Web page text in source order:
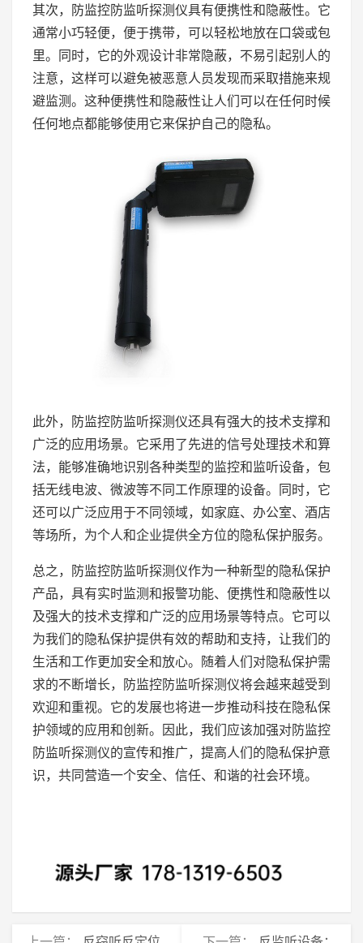
其次，防监控防监听探测仪具有便携性和隐蔽性。它
通常小巧轻便，便于携带，可以轻松地放在口袋或包
里。同时，它的外观设计非常隐蔽，不易引起别人的
注意，这样可以避免被恶意人员发现而采取措施来规
避监测。这种便携性和隐蔽性让人们可以在任何时候
任何地点都能够使用它来保护自己的隐私。
此外，防监控防监听探测仪还具有强大的技术支撑和
广泛的应用场景。它采用了先进的信号处理技术和算
法，能够准确地识别各种类型的监控和监听设备，包
括无线电波、微波等不同工作原理的设备。同时，它
还可以广泛应用于不同领域，如家庭、办公室、酒店
等场所，为个人和企业提供全方位的隐私保护服务。
总之，防监控防监听探测仪作为一种新型的隐私保护
产品，具有实时监测和报警功能、便携性和隐蔽性以
及强大的技术支撑和广泛的应用场景等特点。它可以
为我们的隐私保护提供有效的帮助和支持，让我们的
生活和工作更加安全和放心。随着人们对隐私保护需
求的不断增长，防监控防监听探测仪将会越来越受到
欢迎和重视。它的发展也将进一步推动科技在隐私保
护领域的应用和创新。因此，我们应该加强对防监控
防监听探测仪的宣传和推广，提高人们的隐私保护意
识，共同营造一个安全、信任、和谐的社会环境。